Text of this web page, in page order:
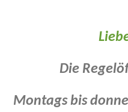
Die
Montags bis